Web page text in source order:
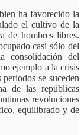
ha favorecido la
el cultivo de la
de hombres libres.
casi sólo del
consolidación del
ejemplo a la crisis
se suceden
de las repúblicas
revoluciones
equilibrado y de